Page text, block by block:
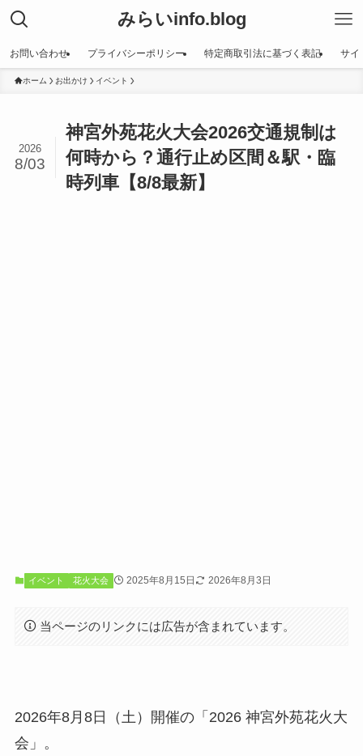
みらいinfo.blog
お問い合わせ プライバシーポリシー 特定商取引法に基づく表記 サイ
ホーム お出かけ イベント
神宮外苑花火大会2026交通規制は
何時から？通行止め区間＆駅・臨
時列車【8/8最新】
2026
8/03
イベント 花火大会 2025年8月15日 2026年8月3日
当ページのリンクには広告が含まれています。
2026年8月8日（土）開催の「2026 神宮外苑花火大
会」。